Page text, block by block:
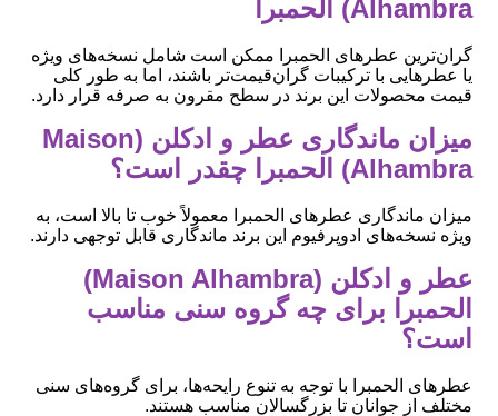
Alhambra) الحمبرا
گران‌ترین عطرهای الحمبرا ممکن است شامل نسخه‌های ویژه
یا عطرهایی با ترکیبات گران‌قیمت‌تر باشند، اما به طور کلی
قیمت محصولات این برند در سطح مقرون به صرفه قرار دارد.
میزان ماندگاری عطر و ادکلن (Maison
Alhambra) الحمبرا چقدر است؟
میزان ماندگاری عطرهای الحمبرا معمولاً خوب تا بالا است، به
ویژه نسخه‌های ادوپرفیوم این برند ماندگاری قابل توجهی دارند.
عطر و ادکلن (Maison Alhambra)
الحمبرا برای چه گروه سنی مناسب
است؟
عطرهای الحمبرا با توجه به تنوع رایحه‌ها، برای گروه‌های سنی
مختلف از جوانان تا بزرگسالان مناسب هستند.